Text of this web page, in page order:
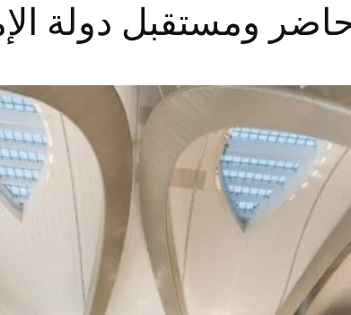
ومستقبل دولة